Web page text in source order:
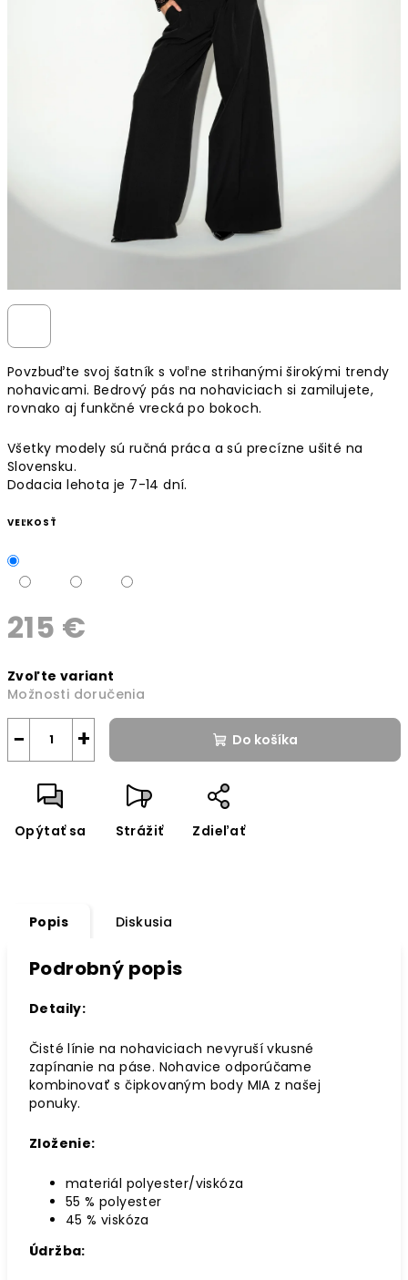
Povzbuďte svoj šatník s voľne strihanými širokými trendy
nohavicami. Bedrový pás na nohaviciach si zamilujete,
rovnako aj funkčné vrecká po bokoch.
Všetky modely sú ručná práca a sú precízne ušité na
Slovensku.
Dodacia lehota je 7-14 dní.
VEĽKOSŤ
215 €
cena:
Zvoľte variant
Možnosti doručenia
+
− Do košíka
Opýtať sa Strážiť Zdieľať
Popis Diskusia
Podrobný popis
Detaily:
Čisté línie na nohaviciach nevyruší vkusné
zapínanie na páse. Nohavice odporúčame
kombinovať s čipkovaným body MIA z našej
ponuky.
Zloženie:
materiál polyester/viskóza
55 % polyester
45 % viskóza
Údržba: